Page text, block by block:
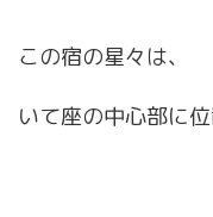
この宿の星々は、
いて座の中心部に位